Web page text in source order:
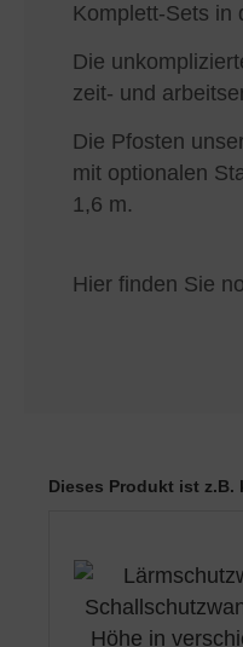
Komplett-Sets in
Die
zeit- und
Die Pfosten
mit optionalen
1,6 m.
Hier finden Sie
Dieses Produkt ist z.B.